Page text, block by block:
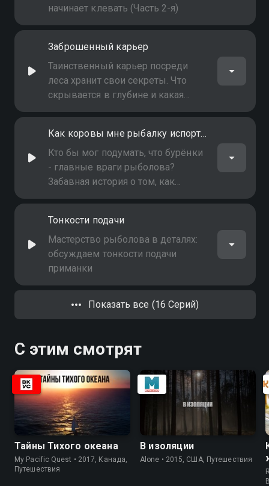
начинает клевать (Часть 2-я)
Заброшенный карьер
Таинственный карьер посреди
леса хранит свои секреты. Что
скрывается в глубине и какая
рыба водится в этих водах?
Как коровы мне рыбалку испортили
Кто бы мог подумать, что бурёнки
- главные враги рыболова?
Забавная история о том, как
домашний скот сорвал
Тонкости подачи
Мастерство рыболова в деталях:
обсуждаем тонкости подачи
приманки
Показать все (16 Серий)
С этим смотрят
Тайны Тихого океана
My Pacific Quest • 2017, Канада,
Путешествия
В изоляции
Alone • 2015, США, Путешествия